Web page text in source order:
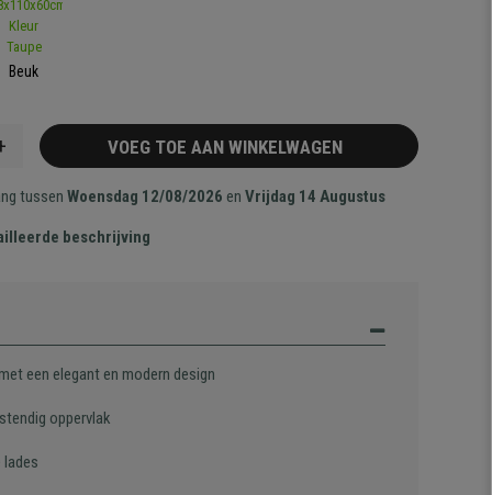
Beuk
VOEG TOE AAN WINKELWAGEN
tussenWoensdag 12/08/2026 enVrijdag 14 Augustus
beschrijving
een elegant en modern design
oppervlak
lades